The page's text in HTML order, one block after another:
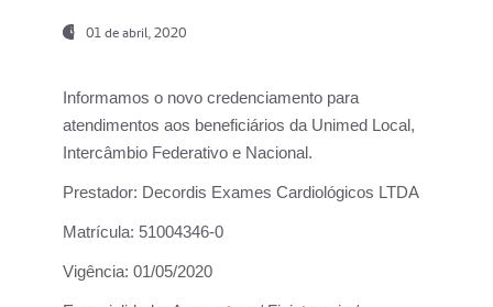
01 de abril, 2020
Informamos o novo credenciamento para
atendimentos aos beneficiários da Unimed Local,
Intercâmbio Federativo e Nacional.
Prestador: Decordis Exames Cardiológicos LTDA
Matrícula: 51004346-0
Vigência: 01/05/2020